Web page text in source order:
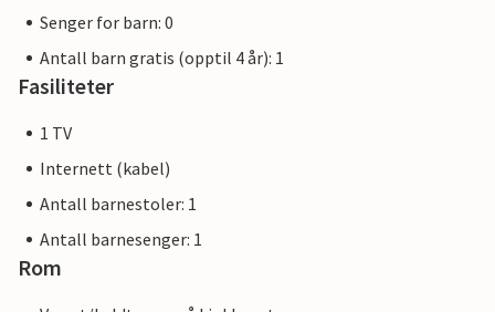
Senger for barn: 0
Antall barn gratis (opptil 4 år): 1
Fasiliteter
1 TV
Internett (kabel)
Antall barnestoler: 1
Antall barnesenger: 1
Rom